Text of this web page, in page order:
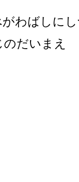
がわばしに
のだいまえ